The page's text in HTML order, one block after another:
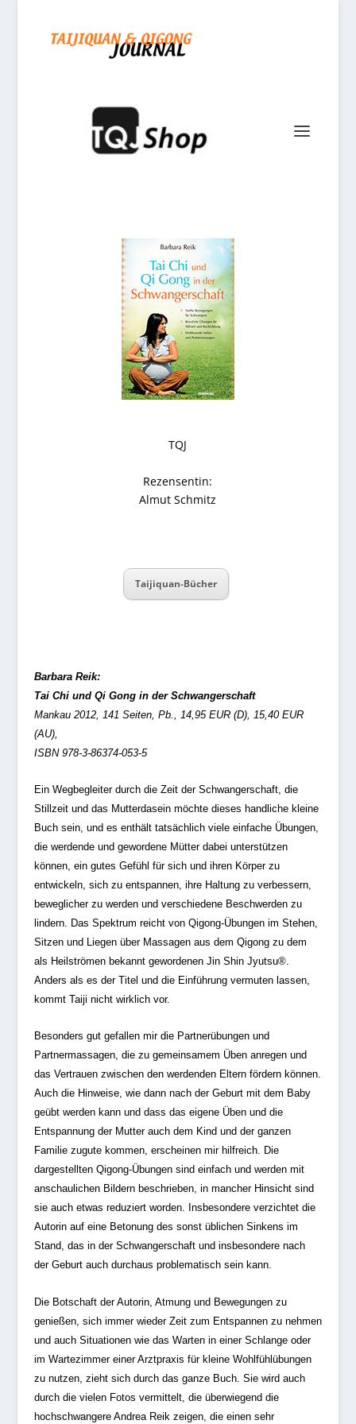
TQJ
Rezensentin:
Almut Schmitz
Taijiquan-Bücher
Barbara Reik:
Tai Chi und Qi Gong in der Schwangerschaft
Mankau 2012, 141 Seiten, Pb., 14,95 EUR (D), 15,40 EUR
(AU),
ISBN 978-3-86374-053-5
Ein Wegbegleiter durch die Zeit der Schwangerschaft, die
Stillzeit und das Mutterdasein möchte dieses handliche kleine
Buch sein, und es enthält tatsächlich viele einfache Übungen,
die werdende und gewordene Mütter dabei unterstützen
können, ein gutes Gefühl für sich und ihren Körper zu
entwickeln, sich zu entspannen, ihre Haltung zu verbessern,
beweglicher zu werden und verschiedene Beschwerden zu
lindern. Das Spektrum reicht von Qigong-Übungen im Stehen,
Sitzen und Liegen über Massagen aus dem Qigong zu dem
als Heilströmen bekannt gewordenen Jin Shin Jyutsu®.
Anders als es der Titel und die Einführung vermuten lassen,
kommt Taiji nicht wirklich vor.
Besonders gut gefallen mir die Partnerübungen und
Partnermassagen, die zu gemeinsamem Üben anregen und
das Vertrauen zwischen den werdenden Eltern fördern können.
Auch die Hinweise, wie dann nach der Geburt mit dem Baby
geübt werden kann und dass das eigene Üben und die
Entspannung der Mutter auch dem Kind und der ganzen
Familie zugute kommen, erscheinen mir hilfreich. Die
dargestellten Qigong-Übungen sind einfach und werden mit
anschaulichen Bildern beschrieben, in mancher Hinsicht sind
sie auch etwas reduziert worden. Insbesondere verzichtet die
Autorin auf eine Betonung des sonst üblichen Sinkens im
Stand, das in der Schwangerschaft und insbesondere nach
der Geburt auch durchaus problematisch sein kann.
Die Botschaft der Autorin, Atmung und Bewegungen zu
genießen, sich immer wieder Zeit zum Entspannen zu nehmen
und auch Situationen wie das Warten in einer Schlange oder
im Wartezimmer einer Arztpraxis für kleine Wohlfühlübungen
zu nutzen, zieht sich durch das ganze Buch. Sie wird auch
durch die vielen Fotos vermittelt, die überwiegend die
hochschwangere Andrea Reik zeigen, die einen sehr